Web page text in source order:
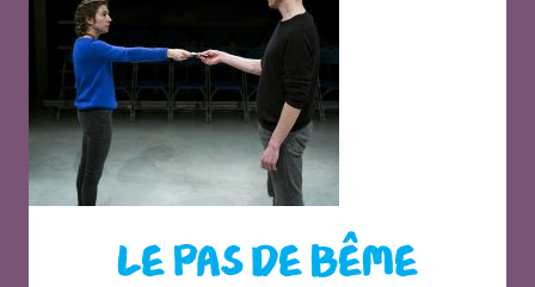
LE PAS DE BÊME